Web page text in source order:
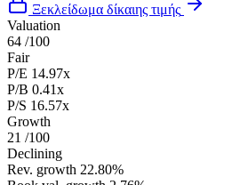
Ξεκλείδωμα δίκαιης τιμής
Valuation
64 /100
Fair
P/E 14.97x
P/B 0.41x
P/S 16.57x
Growth
21 /100
Declining
Rev. growth 22.80%